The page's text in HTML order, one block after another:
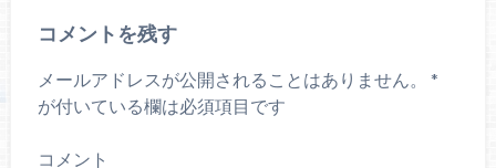
コメントを残す
メールアドレスが公開されることはありません。
*
が付いている欄は必須項目です
コメント